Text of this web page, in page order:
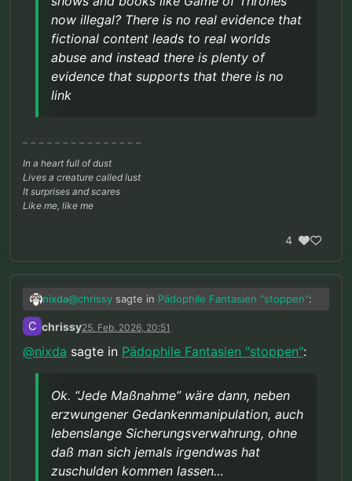
now illegal? There is no real evidence that
fictional content leads to real worlds
abuse and instead there is plenty of
evidence that supports that there is no
link
In a heart full of dust
Lives a creature called lust
It surprises and scares
Like me, like me
4
nixda@chrissy sagte in Pädophile Fantasien "stoppen":
dass jeder von uns mit hoher
Maßnahme die diese Kinder schützt.”
lebenslange Sicherungsverwahrung, ohne daß man
sich jemals irgendwas hat zuschulden kommen
lassen…
Mir ist Kinderschutz auch wichtig, aber auch
Kinderschutz rechtfertigt nicht alles.
Auch bei einer nachgewiesenen “hohen
Übergriffswahrscheinlichkeit”, sind Risiken noch
beherrschbar und es verbleiben mildere
Interventionsmöglichkeiten. Glücklicherweise leben
C chrissy25. Feb. 2026, 20:51
@nixda sagte in Pädophile Fantasien "stoppen":
Ok. “Jede Maßnahme” wäre dann, neben
erzwungener Gedankenmanipulation, auch
lebenslange Sicherungsverwahrung, ohne
daß man sich jemals irgendwas hat
zuschulden kommen lassen…